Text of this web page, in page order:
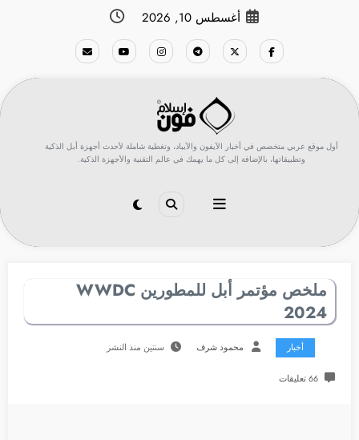
أغسطس 10, 2026
أول موقع عربي متخصص في أخبار الآيفون والآيباد، وتغطية شاملة لأحدث أجهزة أبل الذكية
وتطبيقاتها، بالإضافة إلى كل ما يهمك في عالم التقنية والأجهزة الذكية.
ملخص مؤتمر أبل للمطورين WWDC
2024
أخبار محمود شرف سنتين منذ النشر
66 تعليقات